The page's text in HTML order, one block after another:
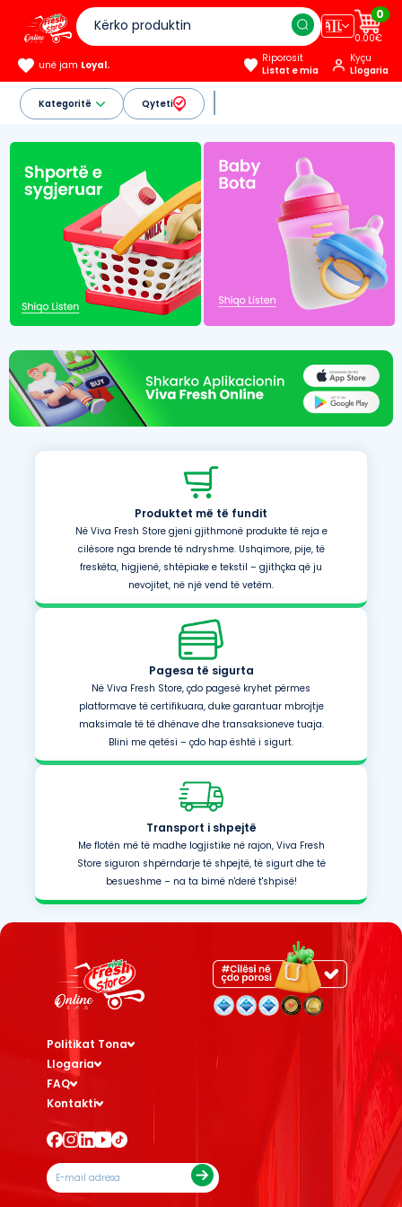
🇦🇱
0
0.00€
unë jam Loyal.
Riporosit
Listat e mia
Kyçu
Llogaria
Kategoritë Qyteti
Produktet më të fundit
Në Viva Fresh Store gjeni gjithmonë produkte të reja e
cilësore nga brende të ndryshme. Ushqimore, pije, të
freskëta, higjienë, shtëpiake e tekstil – gjithçka që ju
nevojitet, në një vend të vetëm.
Pagesa të sigurta
Në Viva Fresh Store, çdo pagesë kryhet përmes
platformave të certifikuara, duke garantuar mbrojtje
maksimale të të dhënave dhe transaksioneve tuaja.
Blini me qetësi – çdo hap është i sigurt.
Transport i shpejtë
Me flotën më të madhe logjistike në rajon, Viva Fresh
Store siguron shpërndarje të shpejtë, të sigurt dhe të
besueshme – na ta bimë n'derë t'shpisë!
Politikat Tona
Llogaria
FAQ
Kontakti